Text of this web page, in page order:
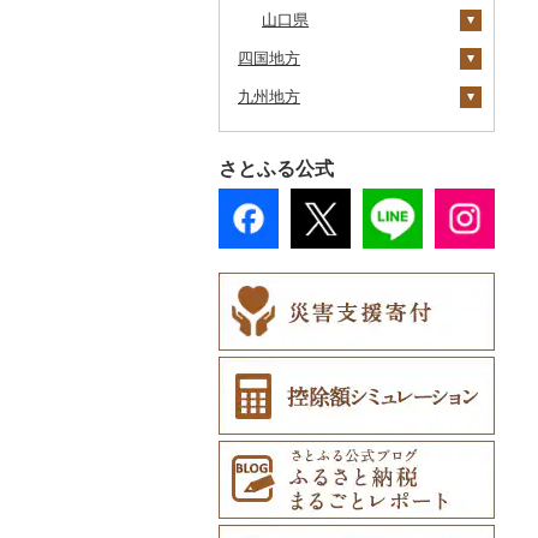
奥尻町
網走市
浦河町
広尾町
中札内村
滝川市
比布町
鶴居村
釧路市
当別町
占冠村
上士幌町
平取町
外ヶ浜町
つがる市
弘前市
鰺ヶ沢町
むつ市
田舎館村
青森県（県庁）
西目屋村
北上市
平泉町
洋野町
大船渡市
山田町
大槌町
女川町
気仙沼市
美里町
松島町
大和町
大郷町
南三陸町
大河原町
涌谷町
東松島市
鹿角市
大仙市
八郎潟町
戸沢村
舟形町
最上町
真室川町
寒河江市
西川町
高畠町
三川町
米沢市
三春町
本宮市
柳津町
鮫川村
福島市
新地町
葛尾村
桑折町
国見町
檜枝岐村
喜多方市
南相馬市
笠間市
行方市
結城市
城里町
水戸市
鉾田市
桜川市
茨城県（県庁）
小美玉市
日立市
大子町
鹿嶋市
芳賀町
野木町
藤岡市
邑楽町
板倉町
嬬恋村
草津町
高崎市
群馬県（県庁）
長野原町
日高市
蓮田市
川越市
宮代町
吉見町
東松山市
入間市
北本市
加須市
三郷市
八潮市
越生町
東庄町
館山市
大網白里市
一宮町
佐倉市
木更津市
茂原市
山武市
印西市
神崎町
船橋市
千葉市
多摩市
稲城市
世田谷区
日の出町
板橋区
渋谷区
千代田区
江東区
国立市
品川区
福生市
小平市
横須賀市
三浦市
大磯町
箱根町
横浜市
茅ヶ崎市
川崎市
海老名市
座間市
二宮町
村上市
妙高市
聖籠町
刈羽村
湯沢町
新潟市
早川町
南部町
昭和町
甲府市
甲州市
丹波山村
立科町
東御市
中野市
豊丘村
売木村
小諸市
木曽町
駒ヶ根市
千曲市
辰野町
茅野市
喬木村
高山市
郡上市
白川村
御嵩町
海津市
関ケ原町
七宗町
東白川村
岐阜県（県庁）
下呂市
多治見市
垂井町
熱海市
掛川市
伊豆の国市
小山町
森町
川根本町
富士市
東伊豆町
清水町
南伊豆町
松崎町
湖西市
蒲郡市
東郷町
犬山市
弥富市
東海市
新城市
春日井市
大府市
あま市
岩倉市
小牧市
愛西市
名張市
東員町
玉城町
南山城村
京都市
舞鶴市
和束町
八幡市
京田辺市
向日市
松原市
柏原市
羽曳野市
大阪府（府庁）
吹田市
河南町
和泉市
豊中市
太子町
岬町
千早赤阪村
東大阪市
養父市
南あわじ市
洲本市
猪名川町
尼崎市
加西市
宝塚市
丹波篠山市
芦屋市
神戸市
川西市
三田市
斑鳩町
平群町
黒滝村
御所市
上牧町
明日香村
吉野町
大和郡山市
葛城市
三宅町
生駒市
東吉野村
紀の川市
上富田町
白浜町
由良町
すさみ町
日高町
有田川町
和歌山県（県庁）
かつらぎ町
田辺市
北山村
串本町
津和野町
飯南町
安来市
知夫村
隠岐の島町
吉賀町
出雲市
西ノ島町
大田市
松江市
江津市
島根県（県庁）
西粟倉村
久米南町
真庭市
新見市
美咲町
浅口市
美作市
早島町
里庄町
玉野市
赤磐市
瀬戸内市
安芸太田町
世羅町
大竹市
廿日市市
北広島町
福山市
広島市
府中市
東広島市
竹原市
熊野町
呉市
山口県
柳井市
平生町
山口県（県庁）
長門市
田布施町
防府市
山陽小野田市
周南市
宇部市
美祢市
下関市
四国地方
徳島県
阿波市
牟岐町
那賀町
三好市
藍住町
東みよし町
徳島県（県庁）
阿南市
上板町
香川県
高松市
直島町
さぬき市
三豊市
宇多津町
小豆島町
香川県（県庁）
土庄町
愛媛県
今治市
鬼北町
八幡浜市
上島町
松前町
愛南町
新居浜市
高知県
香美市
芸西村
日高村
室戸市
黒潮町
四万十市
九州地方
福岡県
那珂川市
添田町
大刀洗町
苅田町
春日市
上毛町
中間市
太宰府市
佐賀県
嬉野市
佐賀県（県庁）
江北町
多久市
伊万里市
神埼市
有田町
長崎県
松浦市
諫早市
長与町
対馬市
長崎県（県庁）
佐世保市
熊本県
湯前町
菊池市
山江村
宇城市
西原村
大分県
九重町
竹田市
別府市
中津市
豊後大野市
宮崎県
宮崎市
木城町
川南町
三股町
指宿市
龍郷町
中種子町
出水市
沖縄県
うるま市
嘉手納町
北谷町
さとふる公式